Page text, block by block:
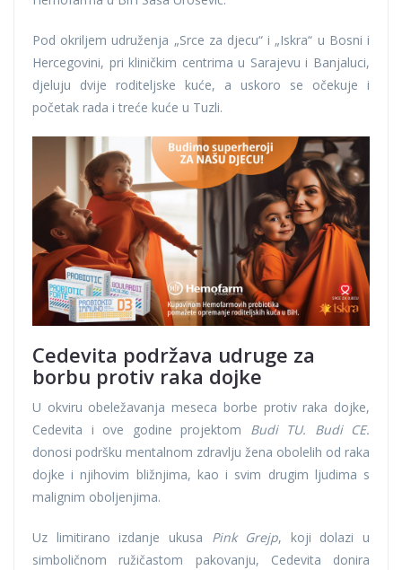
Pod okriljem udruženja „Srce za djecu“ i „Iskra“ u Bosni i
Hercegovini, pri kliničkim centrima u Sarajevu i Banjaluci,
djeluju dvije roditeljske kuće, a uskoro se očekuje i
početak rada i treće kuće u Tuzli.
Cedevita podržava udruge za
borbu protiv raka dojke
U okviru obeležavanja meseca borbe protiv raka dojke,
Cedevita i ove godine projektom Budi TU. Budi CE.
donosi podršku mentalnom zdravlju žena obolelih od raka
dojke i njihovim bližnjima, kao i svim drugim ljudima s
malignim oboljenjima.
Uz limitirano izdanje ukusa Pink Grejp, koji dolazi u
simboličnom ružičastom pakovanju, Cedevita donira